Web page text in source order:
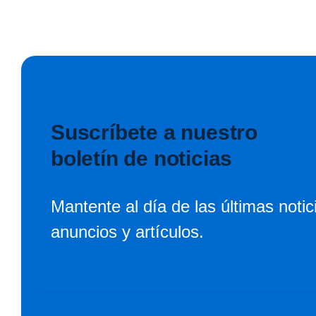
Suscríbete a nuestro
boletín de noticias
Mantente al día de las últimas
anuncios y artículos.